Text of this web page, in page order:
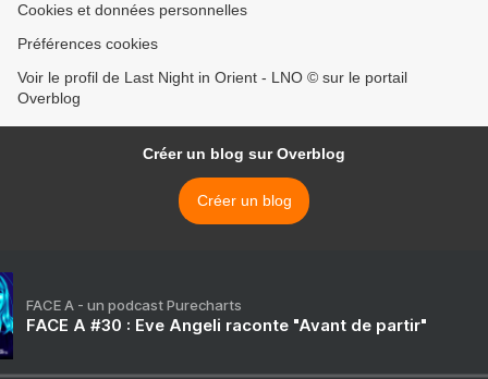
Cookies et données personnelles
Préférences cookies
Voir le profil de Last Night in Orient - LNO © sur le portail
Overblog
Créer un blog sur Overblog
Créer un blog
FACE A - un podcast Purecharts
FACE A #30 : Eve Angeli raconte "Avant de partir"